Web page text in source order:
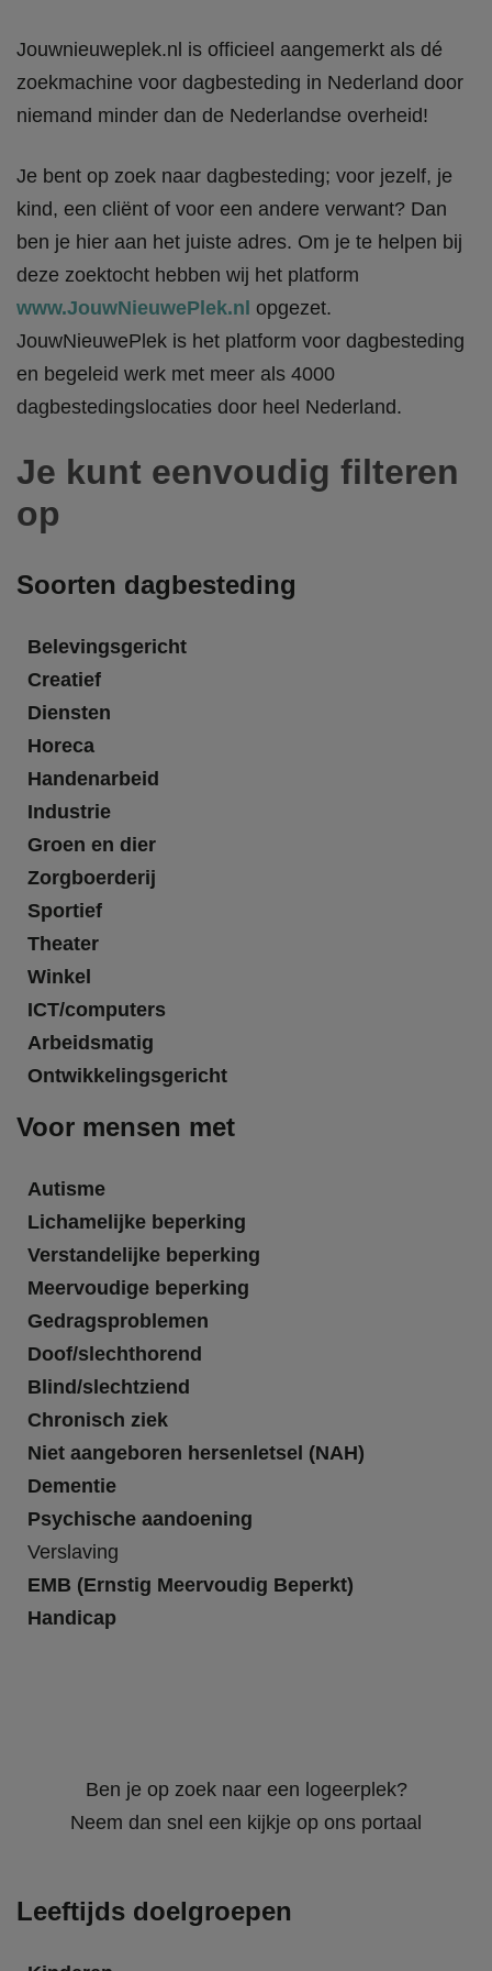
Jouwnieuweplek.nl is officieel aangemerkt als dé
zoekmachine voor dagbesteding in Nederland door
niemand minder dan de Nederlandse overheid!
Je bent op zoek naar dagbesteding; voor jezelf, je
kind, een cliënt of voor een andere verwant? Dan
ben je hier aan het juiste adres. Om je te helpen bij
deze zoektocht hebben wij het platform
www.JouwNieuwePlek.nl opgezet.
JouwNieuwePlek is het platform voor dagbesteding
en begeleid werk met meer als 4000
dagbestedingslocaties door heel Nederland.
Je kunt eenvoudig filteren
op
Soorten dagbesteding
Belevingsgericht
Creatief
Diensten
Horeca
Handenarbeid
Industrie
Groen en dier
Zorgboerderij
Sportief
Theater
Winkel
ICT/computers
Arbeidsmatig
Ontwikkelingsgericht
Voor mensen met
Autisme
Lichamelijke beperking
Verstandelijke beperking
Meervoudige beperking
Gedragsproblemen
Doof/slechthorend
Blind/slechtziend
Chronisch ziek
Niet aangeboren hersenletsel (NAH)
Dementie
Psychische aandoening
Verslaving
EMB (Ernstig Meervoudig Beperkt)
Handicap
Ben je op zoek naar een logeerplek?
Neem dan snel een kijkje op ons portaal
Leeftijds doelgroepen